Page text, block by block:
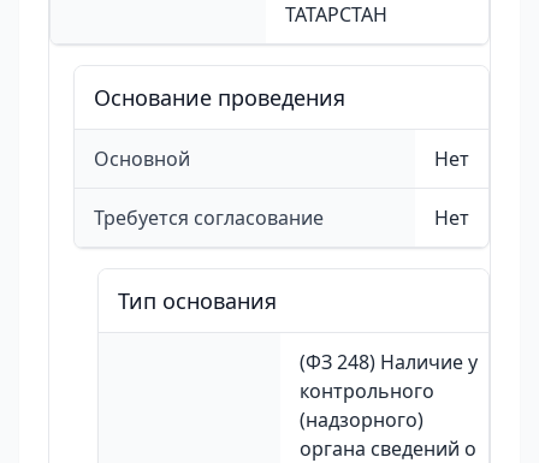
ТАТАРСТАН
Основание проведения
Основной Нет
Требуется согласование Нет
Тип основания
(ФЗ 248) Наличие у
контрольного
(надзорного)
органа сведений о